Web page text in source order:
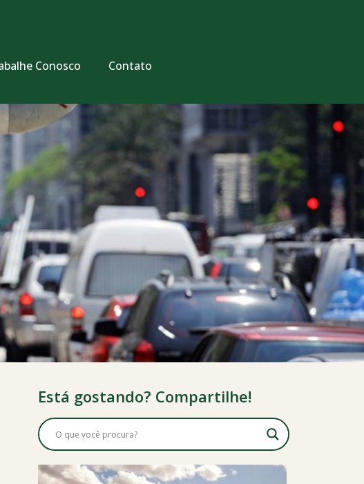
Conosco Contato
Está gostando? Compartilhe!